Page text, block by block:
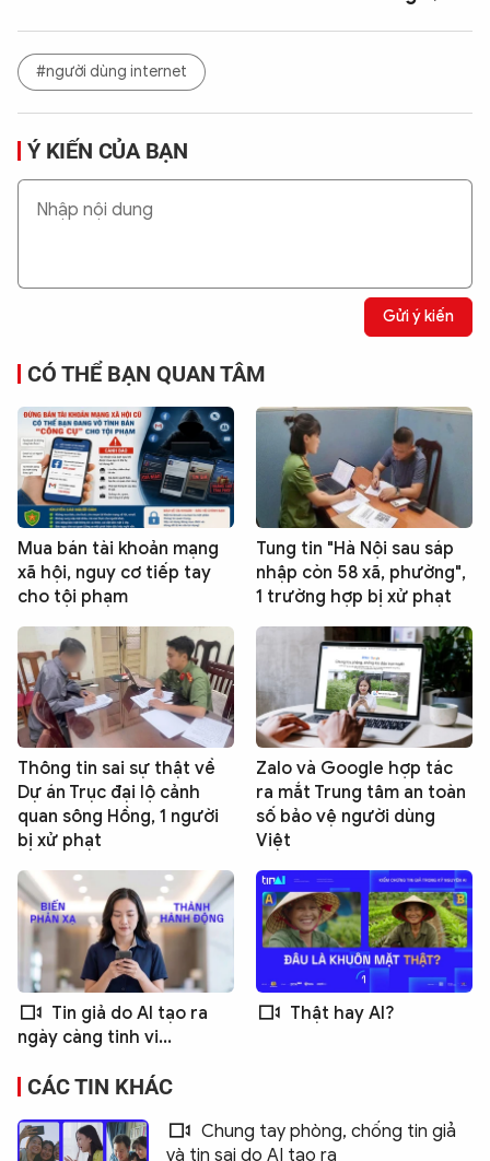
#người dùng internet
Ý KIẾN CỦA BẠN
Gửi ý kiến
CÓ THỂ BẠN QUAN TÂM
Mua bán tài khoản mạng
xã hội, nguy cơ tiếp tay
cho tội phạm
Tung tin "Hà Nội sau sáp
nhập còn 58 xã, phường",
1 trường hợp bị xử phạt
Thông tin sai sự thật về
Dự án Trục đại lộ cảnh
quan sông Hồng, 1 người
bị xử phạt
Zalo và Google hợp tác
ra mắt Trung tâm an toàn
số bảo vệ người dùng
Việt
Tin giả do AI tạo ra
ngày càng tinh vi...
Thật hay AI?
CÁC TIN KHÁC
Chung tay phòng, chống tin giả
và tin sai do AI tạo ra